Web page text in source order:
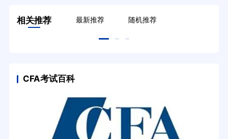
相关推荐 最新推荐 随机推荐
CFA考试百科